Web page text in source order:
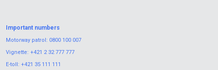
Important numbers
Motorway patrol: 0800 100 007
Vignette: +421 2 32 777 777
E-toll: +421 35 111 111